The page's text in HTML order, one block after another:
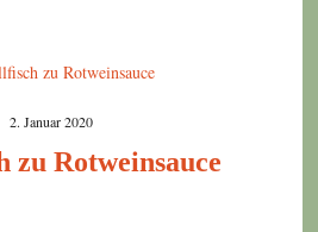
2. Januar 2020
zu Rotweinsauce